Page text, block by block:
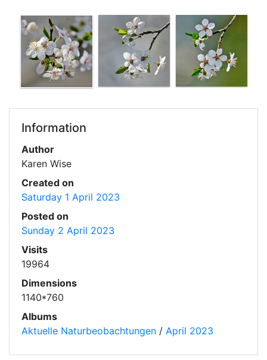
Information
Author
Karen Wise
Created on
Saturday 1 April 2023
Posted on
Sunday 2 April 2023
Visits
19964
Dimensions
1140*760
Albums
Aktuelle Naturbeobachtungen / April 2023